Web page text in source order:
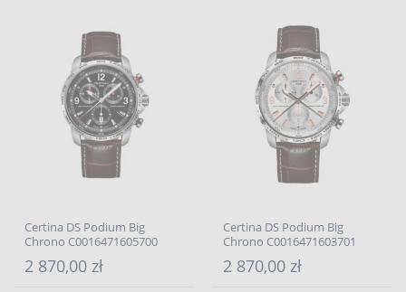
Certina DS Podium Big
Chrono C0016471605700
2 870,00 zł
Certina DS Podium Big
Chrono C0016471603701
2 870,00 zł